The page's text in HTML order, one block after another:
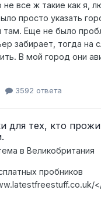
не все ж такие как я,
просто указать
там. Еще не было
забирает, тогда на
В мой город они
3592 ответа
для тех, кто
в Великобритания
пробников